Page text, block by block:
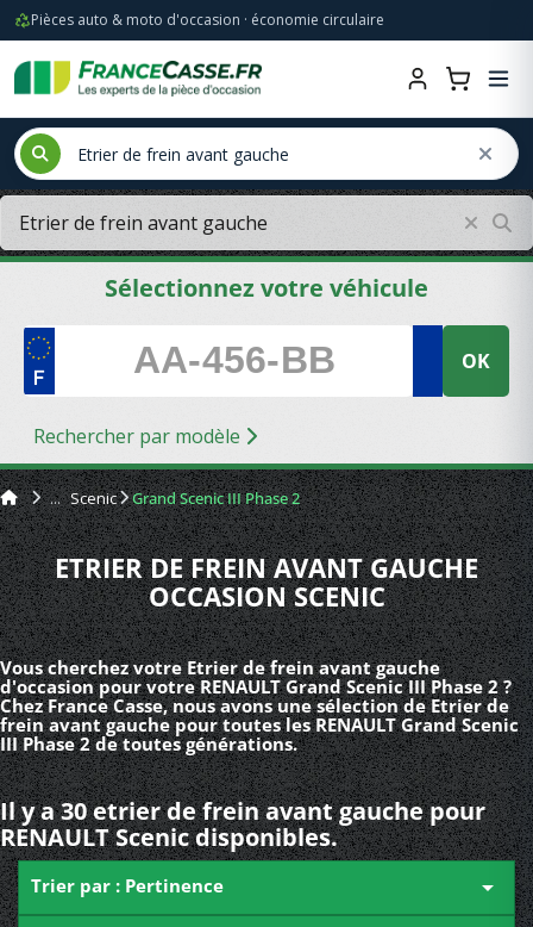
Pièces auto & moto d'occasion · économie circulaire
Sélectionnez votre véhicule
OK
Rechercher par modèle
Scenic Grand Scenic III Phase 2
ETRIER DE FREIN AVANT GAUCHE
OCCASION SCENIC
Vous cherchez votre Etrier de frein avant gauche
d'occasion pour votre RENAULT Grand Scenic III Phase 2 ?
Chez France Casse, nous avons une sélection de Etrier de
frein avant gauche pour toutes les RENAULT Grand Scenic
III Phase 2 de toutes générations.
Il y a 30 etrier de frein avant gauche pour
RENAULT Scenic disponibles.
Trier par : Pertinence 